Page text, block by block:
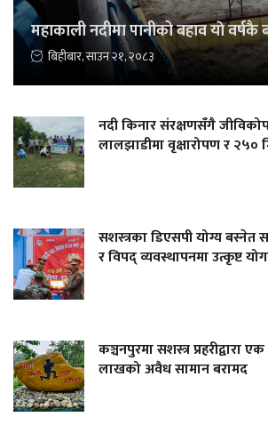
महाकाली नदीमा पानीको बहाव याे वर्षकै
बिहीबार, साउन २१, २०८३
नदी किनार संरक्षणसँगै
लालझाडीमा वृक्षारोपण र २५०
सशस्त्रका डिएसपी योग्य बस्नेत
र विपद् व्यवस्थापनमा उत्कृष्ट
कञ्चनपुरमा सशस्त्र प्रहरीद्वारा
लाखको अवैध सामान बरामद